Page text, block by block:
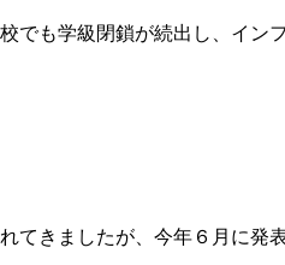
でも学級閉鎖が続出し、イン
てきましたが、今年６月に発